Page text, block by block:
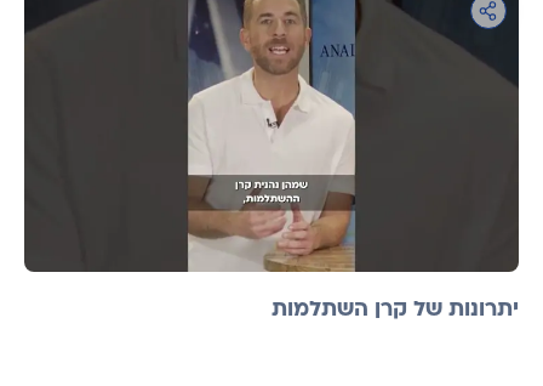
יתרונות של קרן השתלמות